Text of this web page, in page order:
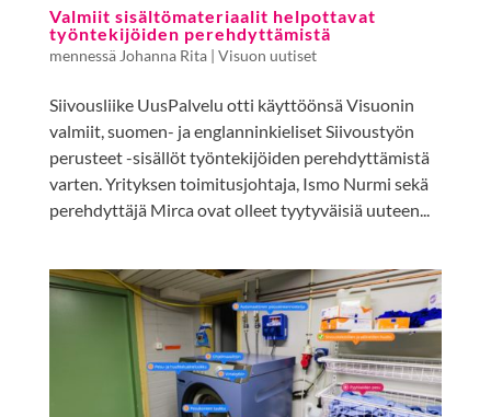
Valmiit sisältömateriaalit helpottavat
työntekijöiden perehdyttämistä
mennessä Johanna Rita| Visuon uutiset
Siivousliike UusPalvelu otti käyttöönsä Visuonin
valmiit, suomen- ja englanninkieliset Siivoustyön
perusteet -sisällöt työntekijöiden perehdyttämistä
varten. Yrityksen toimitusjohtaja, Ismo Nurmi sekä
perehdyttäjä Mirca ovat olleet tyytyväisiä uuteen...